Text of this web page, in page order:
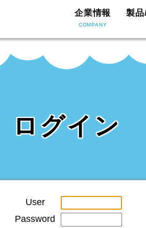
企業情報
COMPANY
製
ログイン
User
Password